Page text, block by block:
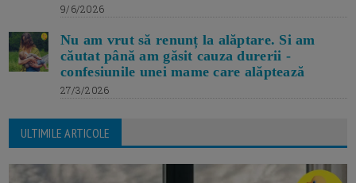
9/6/2026
Nu am vrut să renunț la alăptare. Si am
căutat până am găsit cauza durerii -
confesiunile unei mame care alăptează
27/3/2026
ULTIMILE ARTICOLE